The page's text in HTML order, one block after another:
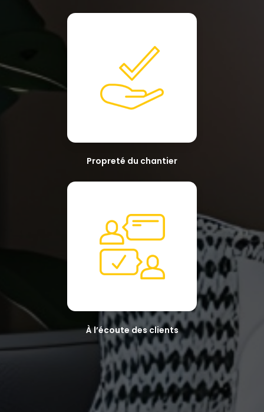
Propreté du chantier
À l’écoute des clients